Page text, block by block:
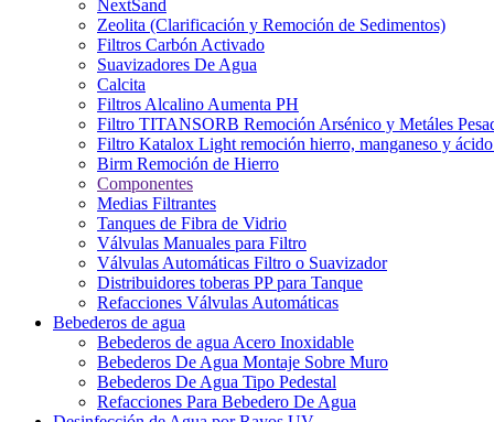
NextSand
Zeolita (Clarificación y Remoción de Sedimentos)
Filtros Carbón Activado
Suavizadores De Agua
Calcita
Filtros Alcalino Aumenta PH
Filtro TITANSORB Remoción Arsénico y Metáles
Filtro Katalox Light remoción hierro, manganeso y
Birm Remoción de Hierro
Componentes
Medias Filtrantes
Tanques de Fibra de Vidrio
Válvulas Manuales para Filtro
Válvulas Automáticas Filtro o Suavizador
Distribuidores toberas PP para Tanque
Refacciones Válvulas Automáticas
Bebederos de agua
Bebederos de agua Acero Inoxidable
Bebederos De Agua Montaje Sobre Muro
Bebederos De Agua Tipo Pedestal
Refacciones Para Bebedero De Agua